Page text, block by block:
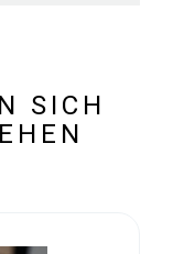
SICH